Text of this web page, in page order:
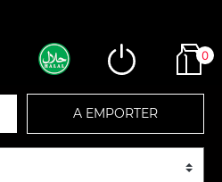
0
A EMPORTER